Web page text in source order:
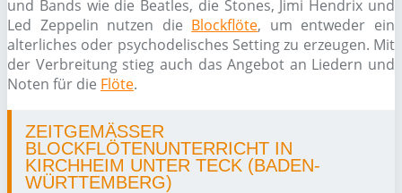
und Bands wie die Beatles, die Stones, Jimi Hendrix und
Led Zeppelin nutzen die Blockflöte, um entweder ein
alterliches oder psychodelisches Setting zu erzeugen. Mit
der Verbreitung stieg auch das Angebot an Liedern und
Noten für die Flöte.
ZEITGEMÄSSER B
LOCKFLÖTENUNTERRICHT IN K
IRCHHEIM UNTER TECK (BADEN-W
ÜRTTEMBERG)